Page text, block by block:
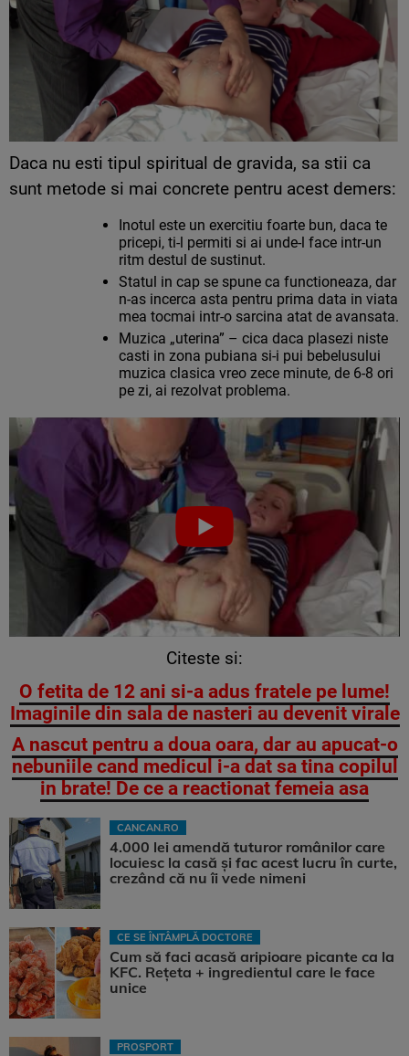
Daca nu esti tipul spiritual de gravida, sa stii ca
sunt metode si mai concrete pentru acest demers:
Inotul este un exercitiu foarte bun, daca te
pricepi, ti-l permiti si ai unde-l face intr-un
ritm destul de sustinut.
Statul in cap se spune ca functioneaza, dar
n-as incerca asta pentru prima data in viata
mea tocmai intr-o sarcina atat de avansata.
Muzica „uterina” – cica daca plasezi niste
casti in zona pubiana si-i pui bebelusului
muzica clasica vreo zece minute, de 6-8 ori
pe zi, ai rezolvat problema.
Citeste si:
O fetita de 12 ani si-a adus fratele pe lume!
Imaginile din sala de nasteri au devenit virale
A nascut pentru a doua oara, dar au apucat-o
nebuniile cand medicul i-a dat sa tina copilul
in brate! De ce a reactionat femeia asa
CANCAN.RO
4.000 lei amendă tuturor românilor care
locuiesc la casă și fac acest lucru în curte,
crezând că nu îi vede nimeni
CE SE ÎNTÂMPLĂ DOCTORE
Cum să faci acasă aripioare picante ca la
KFC. Rețeta + ingredientul care le face
unice
PROSPORT